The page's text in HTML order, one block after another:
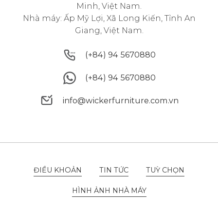
Minh, Việt Nam.
Nhà máy: Ấp Mỹ Lợi, Xã Long Kiến, Tỉnh An
Giang, Việt Nam.
(+84) 94 5670880
(+84) 94 5670880
(+84) 94 5670880
(+84) 94 5670880
info@wickerfurniture.com.vn
ĐIỀU KHOẢN
ĐIỀU KHOẢN
TIN TỨC
TIN TỨC
TUỲ CHỌN
TUỲ CHỌN
HÌNH ẢNH NHÀ MÁY